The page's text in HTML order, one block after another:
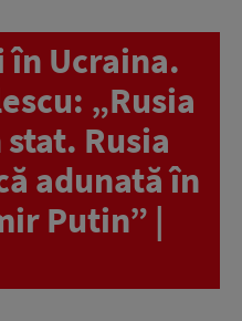
în Ucraina.
„Rusia
Rusia
adunată în
Putin” |